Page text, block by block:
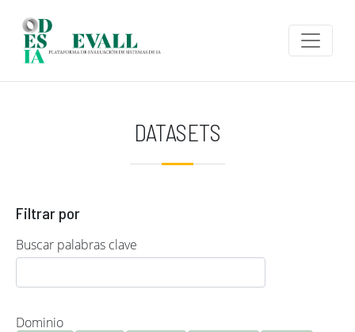
DATASETS
Filtrar por
Buscar palabras clave
Dominio